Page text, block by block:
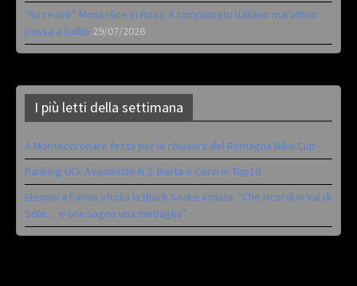
“Au revoir” Monselice in Rosa. Il campionato italiano marathon
passa a Gallio 29/07/2026
I più letti della settimana
A Montecoronaro festa per la chiusura del Romagna Bike Cup
Ranking UCI: Avondetto N.2. Berta e Corvi in Top10
Eleonora Farina studia la Black Snake iridata: “Che ricordi in Val di
Sole… e ora sogno una medaglia”